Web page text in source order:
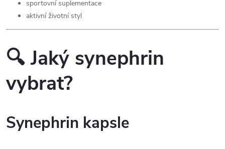
sportovní suplementace
aktivní životní styl
🔍 Jaký synephrin
vybrat?
Synephrin kapsle